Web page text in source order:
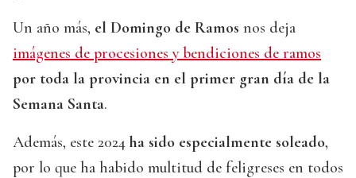
Un año más, el Domingo de Ramos nos deja
imágenes de procesiones y bendiciones de ramos
por toda la provincia en el primer gran día de la
Semana Santa.
Además, este 2024 ha sido especialmente soleado,
por lo que ha habido multitud de feligreses en todos